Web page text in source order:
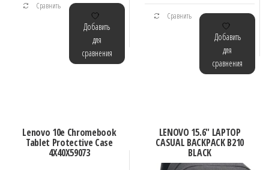
Сравнить
Добавить
для
сравнения
Сравнить
Добавить
для
сравнения
Lenovo 10e Chromebook
Tablet Protective Case
4X40X59073
LENOVO 15.6″ LAPTOP
CASUAL BACKPACK B210
BLACK